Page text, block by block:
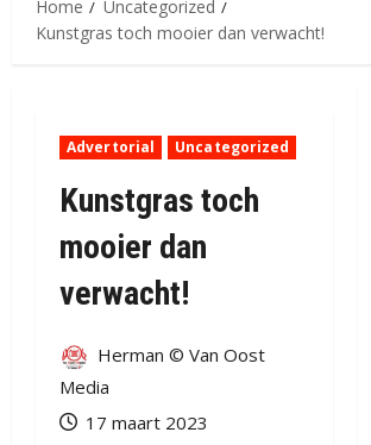
Home
Uncategorized
Kunstgras toch mooier dan verwacht!
Advertorial Uncategorized
Kunstgras toch
mooier dan
verwacht!
Herman © Van Oost
Media
17 maart 2023